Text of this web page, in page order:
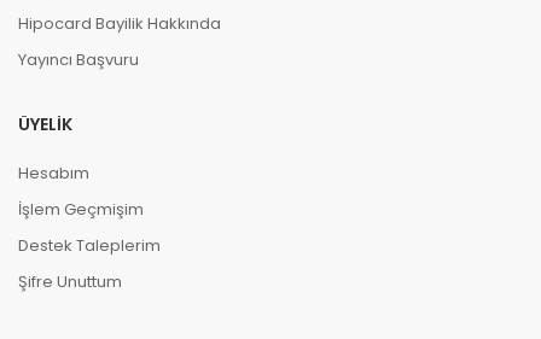
Hipocard Bayilik Hakkında
Yayıncı Başvuru
ÜYELIK
Hesabım
İşlem Geçmişim
Destek Taleplerim
Şifre Unuttum